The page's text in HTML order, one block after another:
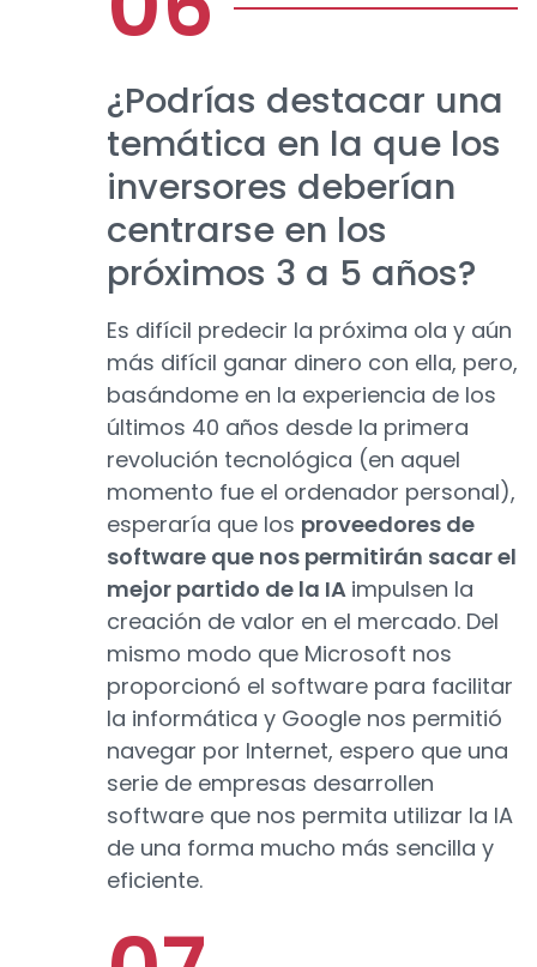
¿Podrías destacar una
temática en la que los
inversores deberían
centrarse en los
próximos 3 a 5 años?
Es difícil predecir la próxima ola y aún
más difícil ganar dinero con ella, pero,
basándome en la experiencia de los
últimos 40 años desde la primera
revolución tecnológica (en aquel
momento fue el ordenador personal),
esperaría que los proveedores de
software que nos permitirán sacar el
mejor partido de la IA impulsen la
creación de valor en el mercado. Del
mismo modo que Microsoft nos
proporcionó el software para facilitar
la informática y Google nos permitió
navegar por Internet, espero que una
serie de empresas desarrollen
software que nos permita utilizar la IA
de una forma mucho más sencilla y
eficiente.